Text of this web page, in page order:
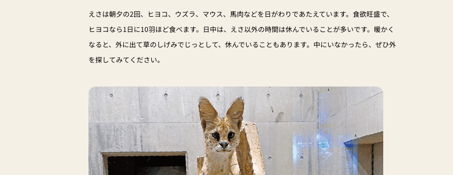
えさは朝夕の2回、ヒヨコ、ウズラ、マウス、馬肉などを日がわりであたえています。食欲旺盛で、
ヒヨコなら1日に10羽ほど食べます。日中は、えさ以外の時間は休んでいることが多いです。暖かく
なると、外に出て草のしげみでじっとして、休んでいることもあります。中にいなかったら、ぜひ外
を探してみてください。